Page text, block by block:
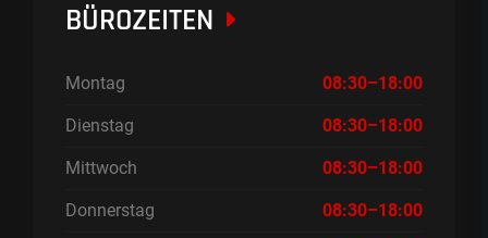
BÜROZEITEN
Montag 08:30–18:00
Dienstag 08:30–18:00
Mittwoch 08:30–18:00
Donnerstag 08:30–18:00